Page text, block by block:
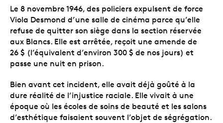
Le 8 novembre 1946, des policiers expulsent de force
Viola Desmond d’une salle de cinéma parce qu’elle
refuse de quitter son siège dans la section réservée
aux Blancs. Elle est arrêtée, reçoit une amende de
26 $ (l’équivalent d’environ 300 $ de nos jours) et
passe une nuit en prison.
Bien avant cet incident, elle avait déjà goûté à la
dure réalité de l’injustice raciale. Elle vivait à une
époque où les écoles de soins de beauté et les salons
d’esthétique faisaient souvent l’objet de ségrégation.